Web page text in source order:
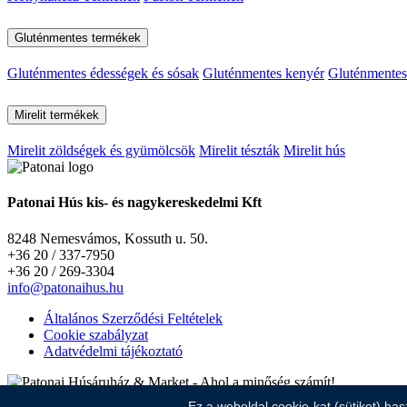
Gluténmentes termékek
Gluténmentes édességek és sósak Gluténmentes kenyér
Mirelit termékek
Mirelit zöldségek és gyümölcsök Mirelit tészták Mirelit hús
Patonai Hús kis- és nagykereskedelmi Kft
8248 Nemesvámos, Kossuth u. 50.
+36 20 / 337-7950
+36 20 / 269-3304
info@patonaihus.hu
Általános Szerződési Feltételek
Cookie szabályzat
Adatvédelmi tájékoztató